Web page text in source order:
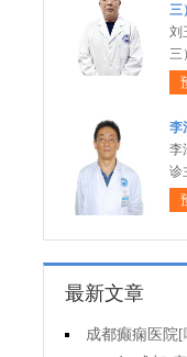
三）
刘
三
李
李
诊
最新文章
成都癫痫医院